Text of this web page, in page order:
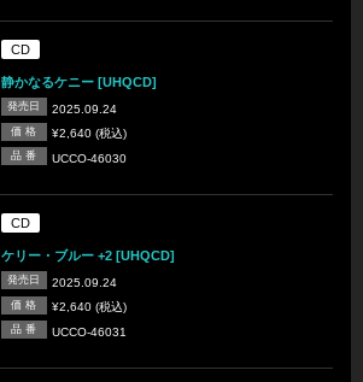
CD
静かなるケニー [UHQCD]
発売日 2025.09.24
価 格 ¥2,640 (税込)
品 番 UCCO-46030
CD
ケリー・ブルー +2 [UHQCD]
発売日 2025.09.24
価 格 ¥2,640 (税込)
品 番 UCCO-46031